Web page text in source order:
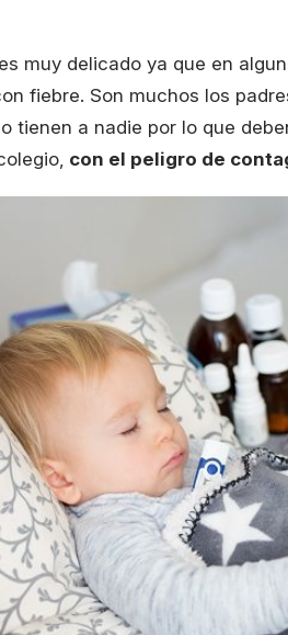
muy delicado ya que en
fiebre. Son muchos los
tienen a nadie por lo que
con el peligro de